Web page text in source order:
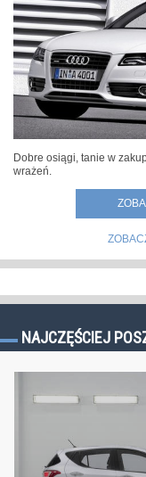
Dobre osiągi, tanie w
wrażeń.
NAJCZĘŚCIEJ